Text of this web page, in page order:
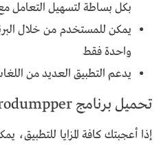
بكل بساطة لتسهيل التعامل
يمكن للمستخدم من خلال
واحدة فقط
يدعم التطبيق العديد من
تحميل برنامج androdumpper اندرودمبر apk
إذا أعجبتك كافة المزايا